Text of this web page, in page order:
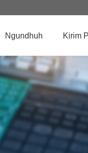
Ngundhuh Kirim